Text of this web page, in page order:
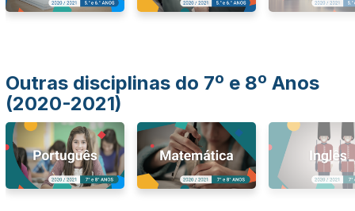
Outras disciplinas do 7º e 8º Anos
(2020-2021)